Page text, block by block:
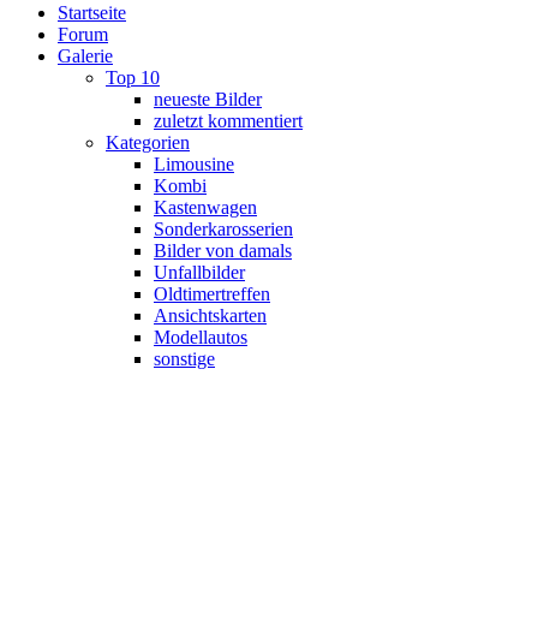
Startseite
Forum
Galerie
Top 10
neueste Bilder
zuletzt kommentiert
Kategorien
Limousine
Kombi
Kastenwagen
Sonderkarosserien
Bilder von damals
Unfallbilder
Oldtimertreffen
Ansichtskarten
Modellautos
sonstige